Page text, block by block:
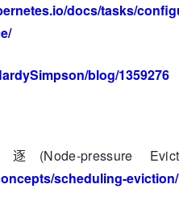
docs/tasks/
blog/1359276
pressure
scheduling-